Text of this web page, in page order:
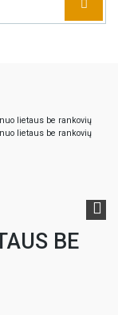
BE